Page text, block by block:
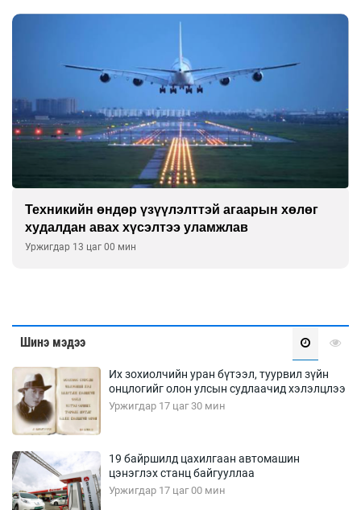
Техникийн өндөр үзүүлэлттэй агаарын хөлөг
худалдан авах хүсэлтээ уламжлав
Уржигдар 13 цаг 00 мин
Шинэ мэдээ
Их зохиолчийн уран бүтээл, туурвил зүйн
онцлогийг олон улсын судлаачид хэлэлцлээ
Уржигдар 17 цаг 30 мин
19 байршилд цахилгаан автомашин
цэнэглэх станц байгууллаа
Уржигдар 17 цаг 00 мин